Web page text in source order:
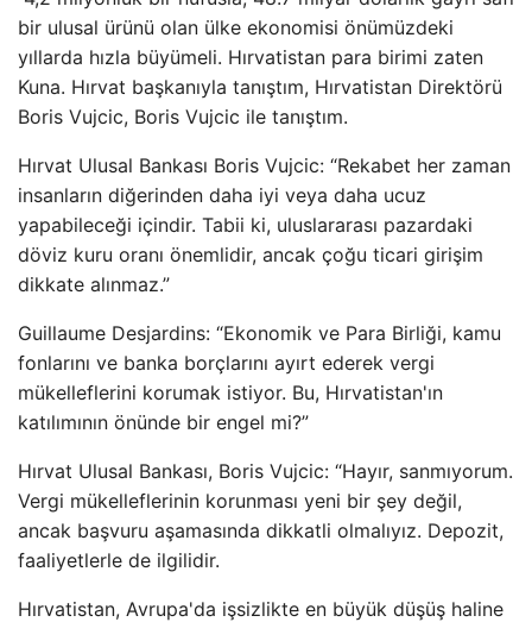
bir ulusal ürünü olan ülke ekonomisi önümüzdeki
yıllarda hızla büyümeli. Hırvatistan para birimi zaten
Kuna. Hırvat başkanıyla tanıştım, Hırvatistan Direktörü
Boris Vujcic, Boris Vujcic ile tanıştım.
Hırvat Ulusal Bankası Boris Vujcic: “Rekabet her zaman
insanların diğerinden daha iyi veya daha ucuz
yapabileceği içindir. Tabii ki, uluslararası pazardaki
döviz kuru oranı önemlidir, ancak çoğu ticari girişim
dikkate alınmaz.”
Guillaume Desjardins: “Ekonomik ve Para Birliği, kamu
fonlarını ve banka borçlarını ayırt ederek vergi
mükelleflerini korumak istiyor. Bu, Hırvatistan'ın
katılımının önünde bir engel mi?”
Hırvat Ulusal Bankası, Boris Vujcic: “Hayır, sanmıyorum.
Vergi mükelleflerinin korunması yeni bir şey değil,
ancak başvuru aşamasında dikkatli olmalıyız. Depozit,
faaliyetlerle de ilgilidir.
Hırvatistan, Avrupa'da işsizlikte en büyük düşüş haline